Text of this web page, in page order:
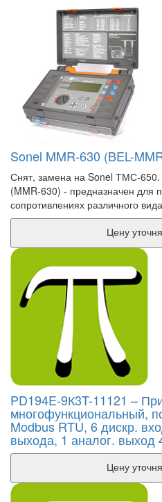
Sonel MMR-630 (BEL-
Снят, замена на Sonel ТМС-
(MMR-630) - предназначен для
сопротивлениях различного
PD194E-9К3T-11121 –
многофункциональный,
Modbus RTU, 6 дискр.
выхода, 1 аналог. выход